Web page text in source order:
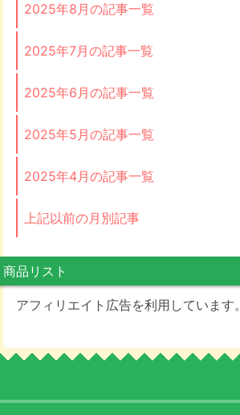
2025年8月の記事一覧
2025年7月の記事一覧
2025年6月の記事一覧
2025年5月の記事一覧
2025年4月の記事一覧
上記以前の月別記事
商品リスト
アフィリエイト広告を利用しています。